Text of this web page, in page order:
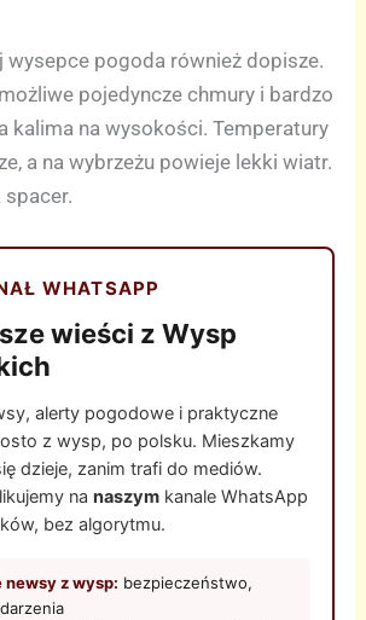
wysepce pogoda również dopisze.
pojedyncze chmury i bardzo
kalima na wysokości. Temperatury
a na wybrzeżu powieje lekki wiatr.
spacer.
WHATSAPP
wieści z Wysp
alerty pogodowe i praktyczne
z wysp, po polsku. Mieszkamy
dzieje, zanim trafi do mediów.
nanaszym kanale WhatsApp
bez algorytmu.
newsy z wysp: bezpieczeństwo,